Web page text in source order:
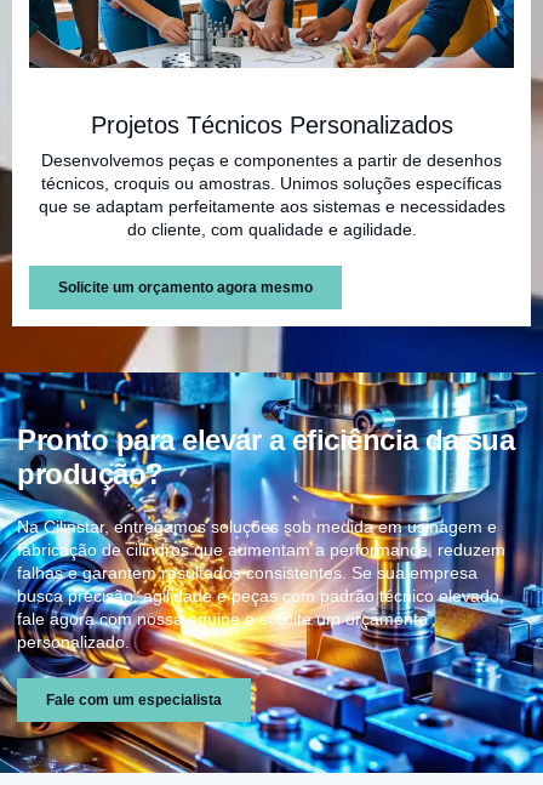
Projetos Técnicos Personalizados
Desenvolvemos peças e componentes a partir de desenhos
técnicos, croquis ou amostras. Unimos soluções específicas
que se adaptam perfeitamente aos sistemas e necessidades
do cliente, com qualidade e agilidade.
Solicite um orçamento agora mesmo
Pronto para elevar a eficiência da sua
produção?
Na Cilinstar, entregamos soluções sob medida em usinagem e
fabricação de cilindros que aumentam a performance, reduzem
falhas e garantem resultados consistentes. Se sua empresa
busca precisão, agilidade e peças com padrão técnico elevado,
fale agora com nossa equipe e solicite um orçamento
personalizado.
Fale com um especialista